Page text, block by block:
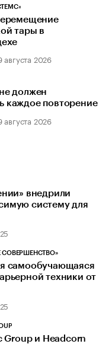
тары в
августа 2026
должен
каждое повторение
августа 2026
внедрили
систему для
самообучающаяся
техники от
Group и Headcorn